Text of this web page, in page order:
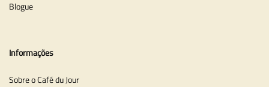
Blogue
Informações
Sobre o Café du Jour